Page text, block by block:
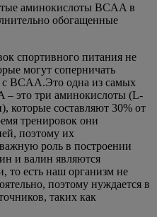
аминокислоты BCAA в
обогащенные
спортивного питания не
могут соперничать
с BCAA.Это одна из самых
– это три аминокислоты (L-
которые составляют 30% от
тренировок они
поэтому их
роль в построении
и валин являются
то есть наш организм не
поэтому нуждается в
таких как